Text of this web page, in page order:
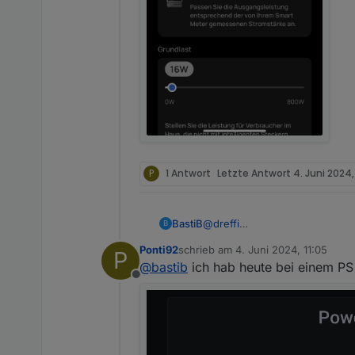
P 1 Antwort Letzte Antwort 4. Juni 2024,
B BastiB@dreffi
Bei mir werden auch keine
Vielleicht wurden die Daten
P
Offline
Ponti92schrieb am 4. Juni 2024, 11:05
zuletzt editiert von
@bastib ich hab heute bei einem